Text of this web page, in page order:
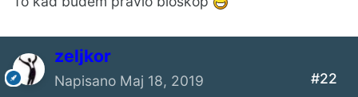
zeljkor
Napisano Maj 18, 2019 #22